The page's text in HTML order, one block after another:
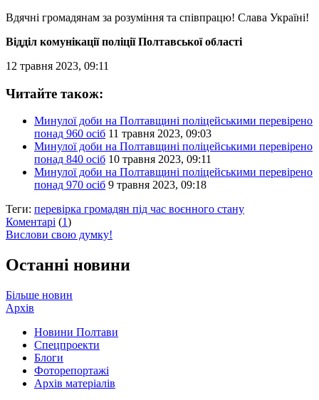
Вдячні громадянам за розуміння та співпрацю! Слава Україні!
Відділ комунікації поліції Полтавської області
12 травня 2023, 09:11
Читайте також:
Минулої доби на Полтавщині поліцейськими перевірено
понад 960 осіб 11 травня 2023, 09:03
Минулої доби на Полтавщині поліцейськими перевірено
понад 840 осіб 10 травня 2023, 09:11
Минулої доби на Полтавщині поліцейськими перевірено
понад 970 осіб 9 травня 2023, 09:18
Теги: перевірка громадян під час воєнного стану
Коментарі (1)
Вислови свою думку!
Останні новини
Більше новин
Архів
Новини Полтави
Спецпроекти
Блоги
Фоторепортажі
Архів матеріалів